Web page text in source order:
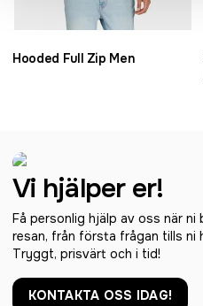
Hooded Full Zip Men
Vi hjälper er!
Få personlig hjälp av oss när ni
resan, från första frågan tills ni
Tryggt, prisvärt och i tid!
KONTAKTA OSS IDAG!